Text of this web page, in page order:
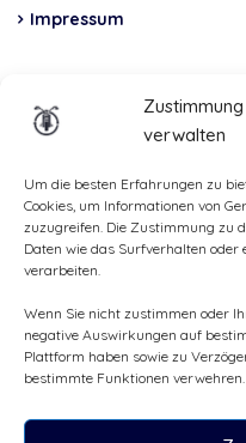
verwalten
Um die besten Erfahrungen zu
Cookies, um Informationen von
zuzugreifen. Die Zustimmung zu
Daten wie das Surfverhalten oder
verarbeiten.
Wenn Sie nicht zustimmen oder
negative Auswirkungen auf
Plattform haben sowie zu
bestimmte Funktionen verwehren.
Impressum
Total Casco, Partner